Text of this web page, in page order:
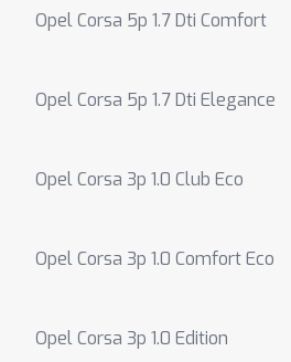
Opel Corsa 5p 1.7 Dti Comfort
Opel Corsa 5p 1.7 Dti Elegance
Opel Corsa 3p 1.0 Club Eco
Opel Corsa 3p 1.0 Comfort Eco
Opel Corsa 3p 1.0 Edition